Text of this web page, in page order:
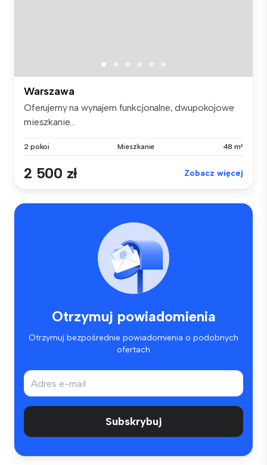
Warszawa
Oferujemy na wynajem funkcjonalne, dwupokojowe
mieszkanie...
2 pokoi Mieszkanie 48 m²
2 500 zł Zobacz więcej
Otrzymuj powiadomienia
Otrzymuj bezpośrednie powiadomienia o podobnych
ofertach
Subskrybuj